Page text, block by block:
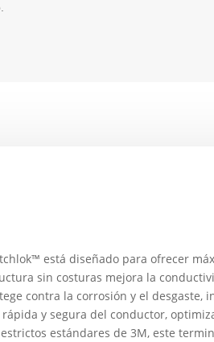
está diseñado para ofrecer
sin costuras mejora la
contra la corrosión y el desgaste,
y segura del conductor,
estándares de 3M, este